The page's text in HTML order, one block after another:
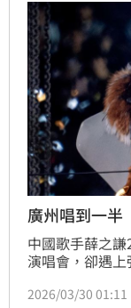
廣州唱到一
中國歌手薛之
演唱會，卻遇
出進行到一半時
2026/03/30 01:11